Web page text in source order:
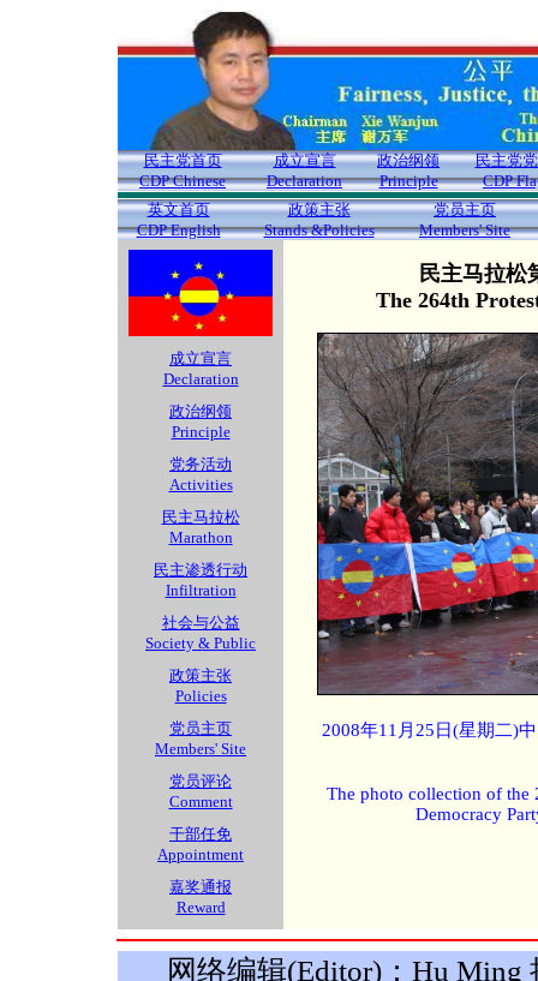
民主党首页
CDP Chinese
成立宣言
Declaration
政治纲领
Principle
民主党
CDP
英文首页
CDP English
政策主张
Stands &Policies
党员主页
Members' Site
成立宣言
Declaration
政治纲领
Principle
党务活动
Activities
民主马拉松
Marathon
民主渗透行动
Infiltration
社会与公益
Society & Public
政策主张
Policies
党员主页
Members' Site
党员评论
Comment
干部任免
Appointment
嘉奖通报
Reward
民主马拉松
The 264th
2008年11月25日(星期二)
The photo collection of the
Democracy
网络编辑(Editor)：Hu Ming